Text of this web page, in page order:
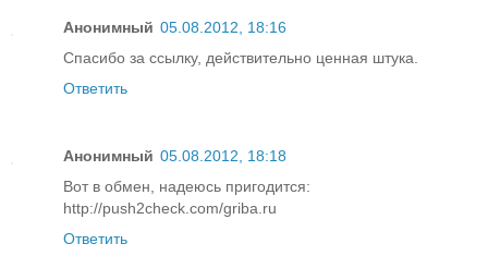
Анонимный 05.08.2012, 18:16
Спасибо за ссылку, действительно ценная штука.
Ответить
Анонимный 05.08.2012, 18:18
Вот в обмен, надеюсь пригодится:
http://push2check.com/griba.ru
Ответить